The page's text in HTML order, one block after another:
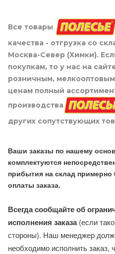
Все товары
качества - отгрузка со
Москва-Север (Химки).
покупкам, то у нас на
розничным,
ценам полный
производства
других сопутствующих
Ваши заказы по нашему
комплектуются
прибытия на склад
оплаты заказа.
Всегда сообщайте об
исполнения заказа(если
стороны). Наш менеджер
необходимо исполнить заказ,